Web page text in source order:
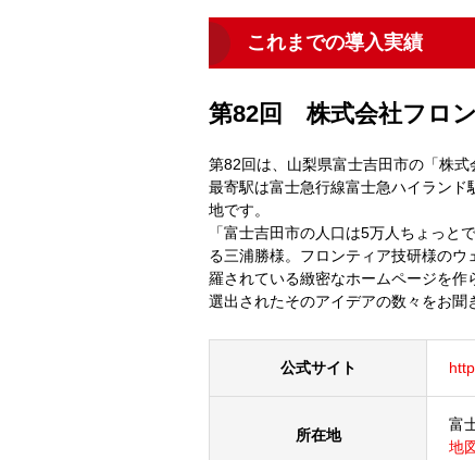
これまでの導入実績
第82回 株式会社フ
第82回は、山梨県富士吉田市の「株式
最寄駅は富士急行線富士急ハイラン
地です。
「富士吉田市の人口は5万人ちょっと
る三浦勝様。フロンティア技研様の
羅されている緻密なホームページを
選出されたそのアイデアの数々をお聞
公式サイト
所在地
富
地